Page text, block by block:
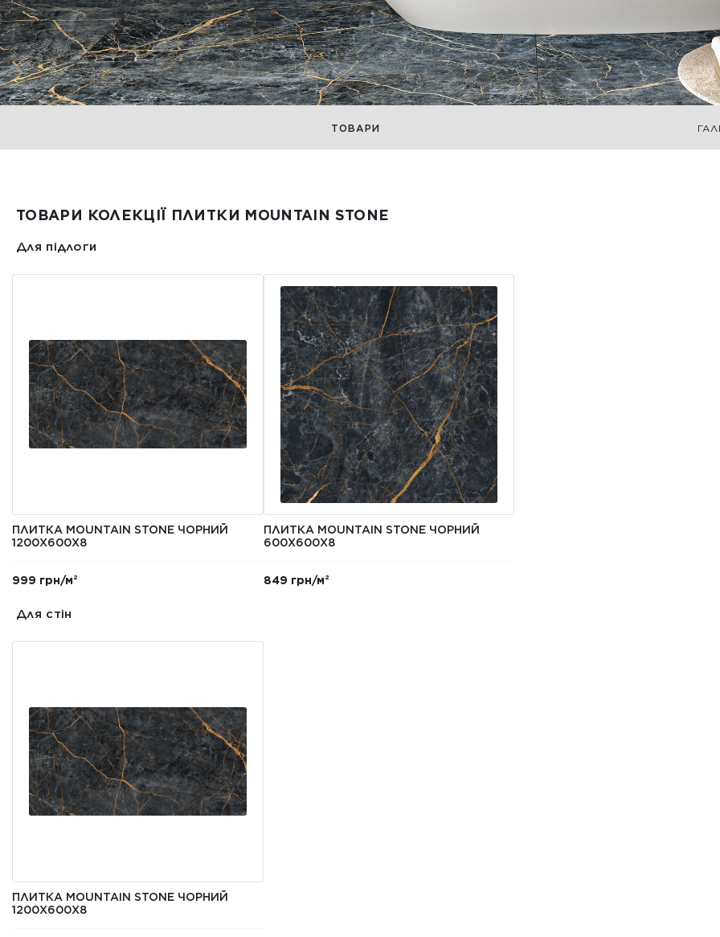
ТОВАРИ
ТОВАРИ КОЛЕКЦІЇ ПЛИТКИ MOUNTAIN STONE
Для підлоги
ПЛИТКА MOUNTAIN STONE ЧОРНИЙ
1200Х600Х8
999 грн/м²
ПЛИТКА MOUNTAIN STONE ЧОРНИЙ
600Х600Х8
849 грн/м²
Для стін
ПЛИТКА MOUNTAIN STONE ЧОРНИЙ
1200Х600Х8